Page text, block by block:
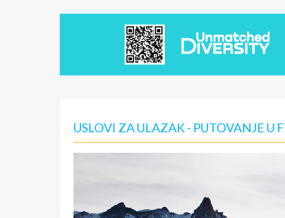
USLOVI ZA ULAZAK - PUTOVANJE U